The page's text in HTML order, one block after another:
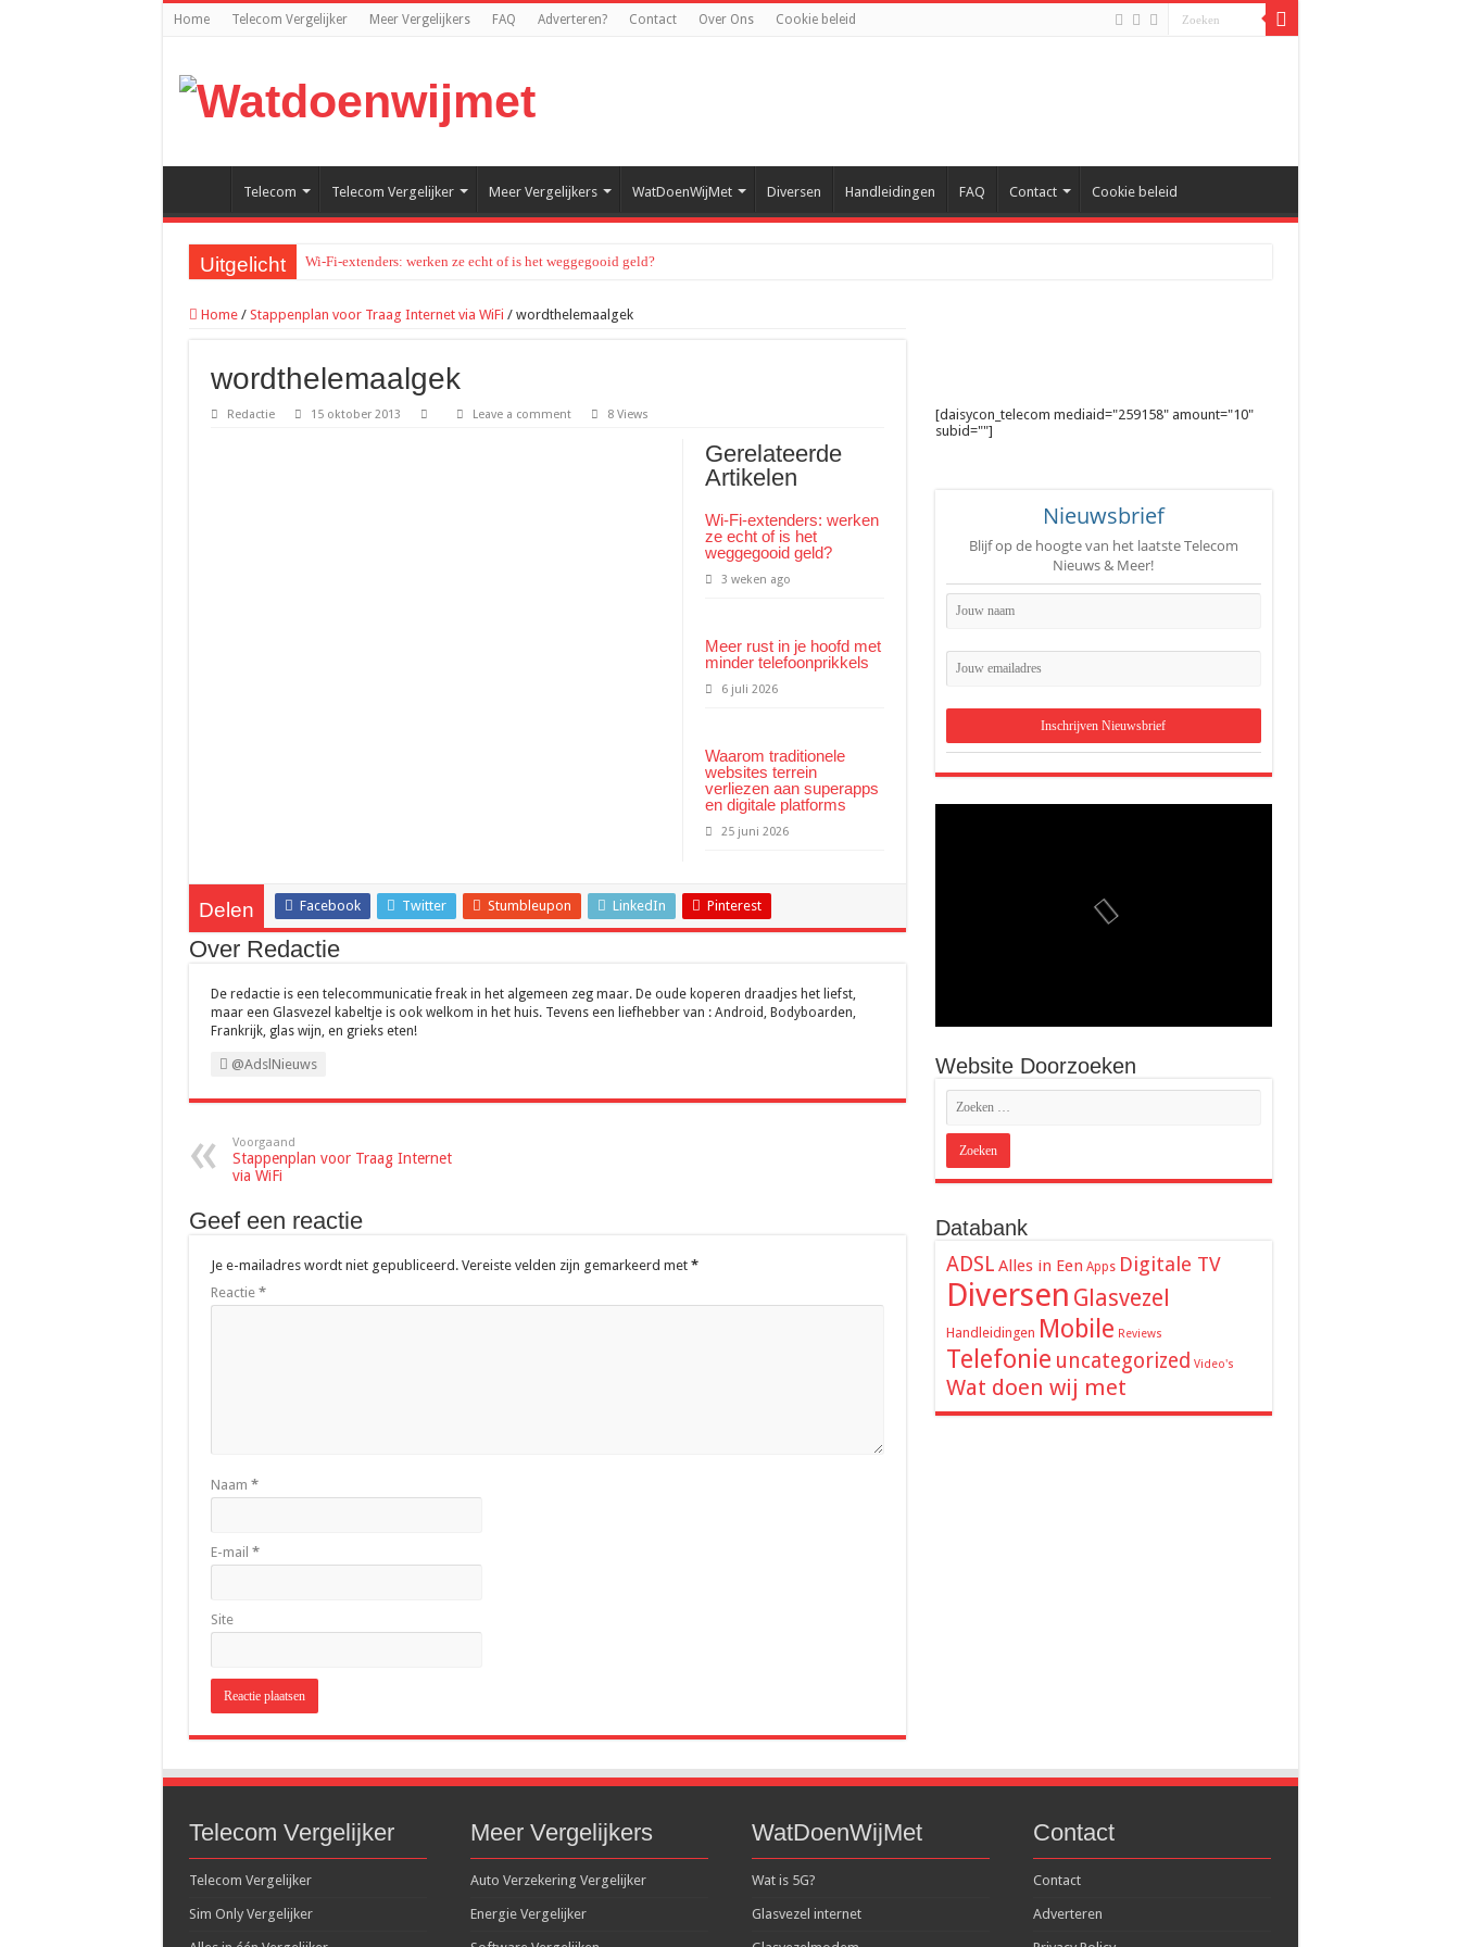
Home Telecom Vergelijker Meer Vergelijkers FAQ Adverteren? Contact Over Ons Cookie beleid
Telecom Telecom Vergelijker Meer Vergelijkers WatDoenWijMet Diversen Handleidingen FAQ Contact Cookie beleid
Uitgelicht Wi-Fi-extenders: werken ze echt of is het weggegooid geld?
Recreatief doelschieten groeit uit tot een populaire vrijetijdsbesteding
Hoe werkt een ontijzeringsinstallatie? Het proces simpel uitgelegd
Home / Stappenplan voor Traag Internet via WiFi / wordthelemaalgek
wordthelemaalgek
Redactie 15 oktober 2013 Leave a comment 8 Views
Gerelateerde
Artikelen
Wi-Fi-extenders: werken
ze echt of is het
weggegooid geld?
3 weken ago
Meer rust in je hoofd met
minder telefoonprikkels
6 juli 2026
Waarom traditionele
websites terrein
verliezen aan superapps
en digitale platforms
25 juni 2026
Delen Facebook Twitter Stumbleupon LinkedIn Pinterest
Over Redactie
De redactie is een telecommunicatie freak in het algemeen zeg maar. De oude koperen draadjes het liefst,
maar een Glasvezel kabeltje is ook welkom in het huis. Tevens een liefhebber van : Android, Bodyboarden,
Frankrijk, glas wijn, en grieks eten!
@AdslNieuws
Voorgaand
Stappenplan voor Traag Internet
via WiFi
Geef een reactie
Je e-mailadres wordt niet gepubliceerd. Vereiste velden zijn gemarkeerd met *
Reactie *
Naam *
E-mail *
Site
[daisycon_telecom mediaid="259158" amount="10"
subid=""]
Nieuwsbrief
Blijf op de hoogte van het laatste Telecom
Nieuws & Meer!
Website Doorzoeken
Databank
ADSL Alles in Een Apps Digitale TV
Diversen Glasvezel
Handleidingen Mobile Reviews
Telefonie uncategorized Video's
Wat doen wij met
Telecom Vergelijker
Telecom Vergelijker
Sim Only Vergelijker
Meer Vergelijkers
Auto Verzekering Vergelijker
Energie Vergelijker
WatDoenWijMet
Wat is 5G?
Glasvezel internet
Contact
Contact
Adverteren